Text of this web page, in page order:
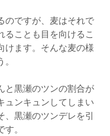
のですが、麦はそれで
ることも目を向けるこ
けます。そんな麦の様
と黒瀬のツンの割合が
ュンキュンしてしまい
、黒瀬のツンデレを引
。